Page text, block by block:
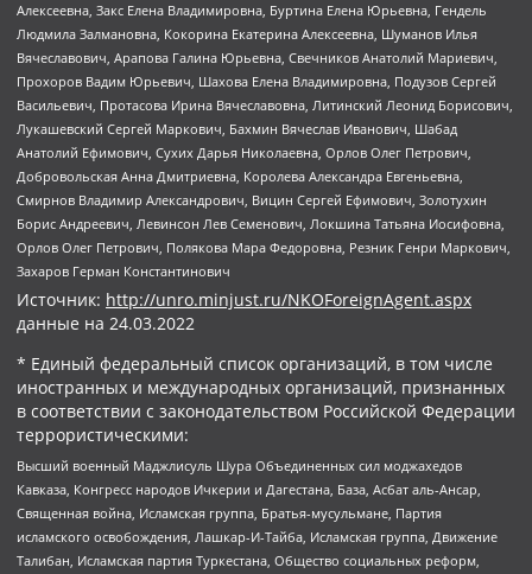
Алексеевна, Закс Елена Владимировна, Буртина Елена Юрьевна, Гендель
Людмила Залмановна, Кокорина Екатерина Алексеевна, Шуманов Илья
Вячеславович, Арапова Галина Юрьевна, Свечников Анатолий Мариевич,
Прохоров Вадим Юрьевич, Шахова Елена Владимировна, Подузов Сергей
Васильевич, Протасова Ирина Вячеславовна, Литинский Леонид Борисович,
Лукашевский Сергей Маркович, Бахмин Вячеслав Иванович, Шабад
Анатолий Ефимович, Сухих Дарья Николаевна, Орлов Олег Петрович,
Добровольская Анна Дмитриевна, Королева Александра Евгеньевна,
Смирнов Владимир Александрович, Вицин Сергей Ефимович, Золотухин
Борис Андреевич, Левинсон Лев Семенович, Локшина Татьяна Иосифовна,
Орлов Олег Петрович, Полякова Мара Федоровна, Резник Генри Маркович,
Захаров Герман Константинович
Источник: http://unro.minjust.ru/NKOForeignAgent.aspx
данные на 24.03.2022
* Единый федеральный список организаций, в том числе
иностранных и международных организаций, признанных
в соответствии с законодательством Российской Федерации
террористическими:
Высший военный Маджлисуль Шура Объединенных сил моджахедов
Кавказа, Конгресс народов Ичкерии и Дагестана, База, Асбат аль-Ансар,
Священная война, Исламская группа, Братья-мусульмане, Партия
исламского освобождения, Лашкар-И-Тайба, Исламская группа, Движение
Талибан, Исламская партия Туркестана, Общество социальных реформ,